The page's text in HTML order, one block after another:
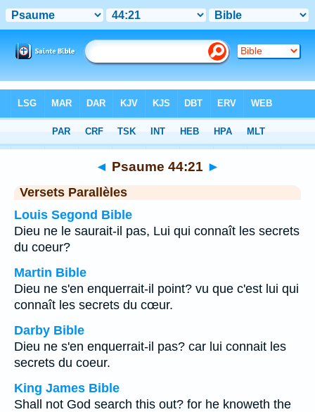
Chapitre 44> Verset 21
◄ Psaume 44:21 ►
Versets Parallèles
Louis Segond Bible
Dieu ne le saurait-il pas, Lui qui connaît les secrets
du coeur?
Martin Bible
Dieu ne s'en enquerrait-il point? vu que c'est lui qui
connaît les secrets du cœur.
Darby Bible
Dieu ne s'en enquerrait-il pas? car lui connait les
secrets du coeur.
King James Bible
Shall not God search this out? for he knoweth the